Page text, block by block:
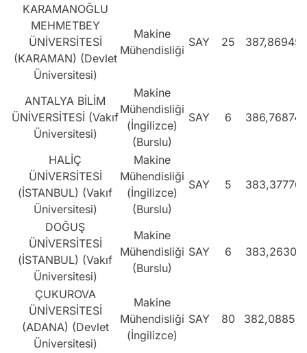
KARAMANOĞLU
MEHMETBEY
ÜNİVERSİTESİ
(KARAMAN) (Devlet
Üniversitesi)
Makine
Mühendisliği
SAY 25 387,86945
ANTALYA BİLİM
ÜNİVERSİTESİ (Vakıf
Üniversitesi)
Makine
Mühendisliği
(İngilizce)
(Burslu)
SAY 6 386,76874
HALİÇ
ÜNİVERSİTESİ
(İSTANBUL) (Vakıf
Üniversitesi)
Makine
Mühendisliği
(İngilizce)
(Burslu)
SAY 5 383,37776
DOĞUŞ
ÜNİVERSİTESİ
(İSTANBUL) (Vakıf
Üniversitesi)
Makine
Mühendisliği
(Burslu)
SAY 6 383,26301
ÇUKUROVA
ÜNİVERSİTESİ
(ADANA) (Devlet
Üniversitesi)
Makine
Mühendisliği
(İngilizce)
SAY 80 382,08855